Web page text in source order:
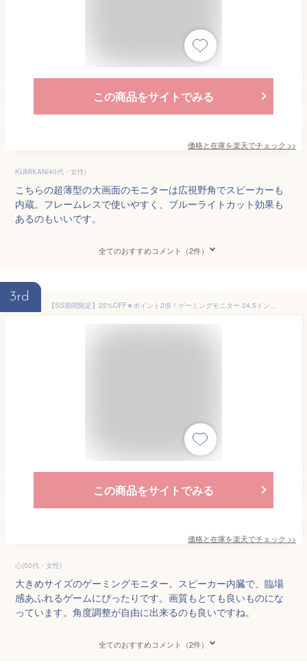
この商品をサイトでみる
価格と在庫を楽天でチェック >>
KUMIKAN(40代・女性)
こちらの超薄型の大画面のモニターは広視野角でスピーカーも
内蔵。フレームレスで使いやすく、ブルーライトカット効果も
あるのもいいです。
全てのおすすめコメント（2件）
3rd
【SS期間限定】25%OFF★ポイント2倍！ゲーミングモニター 24.5インチ モニター HDMI2つ 200Hz /180Hz /165Hz/144Hz/120Hz対応 120%sRGB広色域 320nit高輝度 1ms応答 FHD 非光沢IPSパネル VESA対応 角度調整 HDMI2.0 DP1.4 低ブルーライト スピーカー内蔵 24インチ 25インチ
この商品をサイトでみる
価格と在庫を楽天でチェック >>
心(50代・女性)
大きめサイズのゲーミングモニター。スピーカー内臓で、臨場
感あふれるゲームにぴったりです。画質もとても良いものにな
っています。角度調整が自由に出来るのも良いですね。
全てのおすすめコメント（2件）